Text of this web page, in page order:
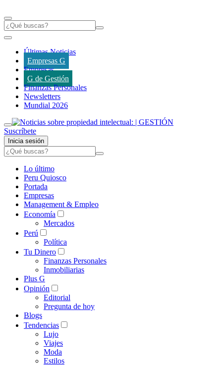
Últimas Noticias
Empresas G
Empresas
G de Gestión
Finanzas Personales
Newsletters
Mundial 2026
Suscríbete
Inicia sesión
Lo último
Peru Quiosco
Portada
Empresas
Management & Empleo
Economía
Mercados
Perú
Política
Tu Dinero
Finanzas Personales
Inmobiliarias
Plus G
Opinión
Editorial
Pregunta de hoy
Blogs
Tendencias
Lujo
Viajes
Moda
Estilos